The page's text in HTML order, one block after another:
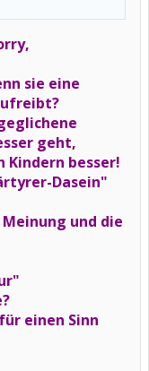
sie eine
geht,
Kindern besser!
Dasein"
und die
einen Sinn